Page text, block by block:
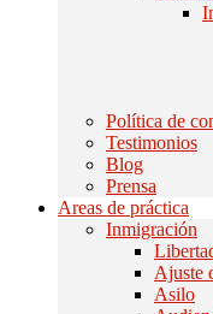
Política de
Testimonios
Blog
Prensa
Areas de práctica
Inmigración
Ajuste
Asilo